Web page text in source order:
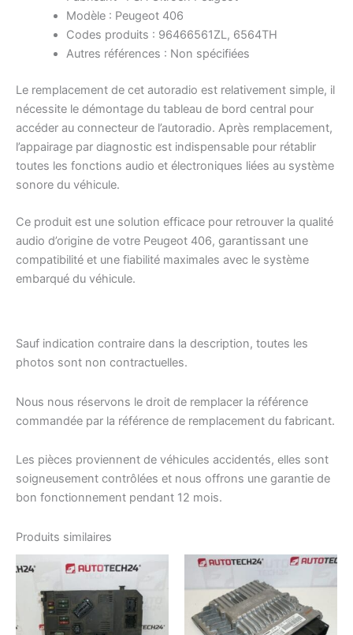
Modèle : Peugeot 406
Codes produits : 96466561ZL, 6564TH
Autres références : Non spécifiées
Le remplacement de cet autoradio est relativement simple, il
nécessite le démontage du tableau de bord central pour
accéder au connecteur de l’autoradio. Après remplacement,
l’appairage par diagnostic est indispensable pour rétablir
toutes les fonctions audio et électroniques liées au système
sonore du véhicule.
Ce produit est une solution efficace pour retrouver la qualité
audio d’origine de votre Peugeot 406, garantissant une
compatibilité et une fiabilité maximales avec le système
embarqué du véhicule.
Sauf indication contraire dans la description, toutes les
photos sont non contractuelles.
Nous nous réservons le droit de remplacer la référence
commandée par la référence de remplacement du fabricant.
Les pièces proviennent de véhicules accidentés, elles sont
soigneusement contrôlées et nous offrons une garantie de
bon fonctionnement pendant 12 mois.
Produits similaires